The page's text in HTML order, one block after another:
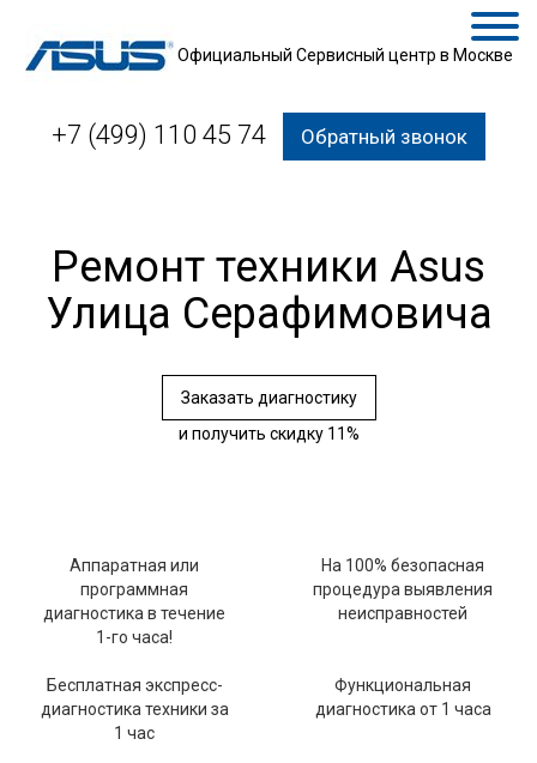
Официальный Сервисный центр в Москве
+7 (499) 110 45 74 Обратный звонок
Ремонт техники Asus
Улица Серафимовича
Заказать диагностику
и получить скидку 11%
Аппаратная или
программная
диагностика в течение
1-го часа!
На 100% безопасная
процедура выявления
неисправностей
Бесплатная экспресс-
диагностика техники за
1 час
Функциональная
диагностика от 1 часа